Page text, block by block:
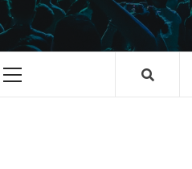
Primary